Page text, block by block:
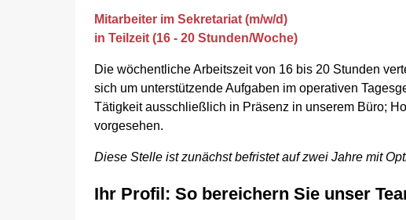
Mitarbeiter im Sekretariat (m/w/d)
in Teilzeit (16 - 20 Stunden/Woche)
Die wöchentliche Arbeitszeit von 16 bis 20 Stunden
sich um unterstützende Aufgaben im operativen
Tätigkeit ausschließlich in Präsenz in unserem Büro;
vorgesehen.
Diese Stelle ist zunächst befristet auf zwei Jahre mit
Ihr Profil: So bereichern Sie unser